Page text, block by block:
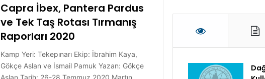
Capra İbex, Pantera Pardus
ve Tek Taş Rotası Tırmanış
Raporları 2020
Kamp Yeri: Tekepınarı Ekip: İbrahim Kaya,
Gökçe Aslan ve İsmail Pamuk Yazan: Gökçe
Aslan Tarih: 26-28 Temmuz 2020 Martın